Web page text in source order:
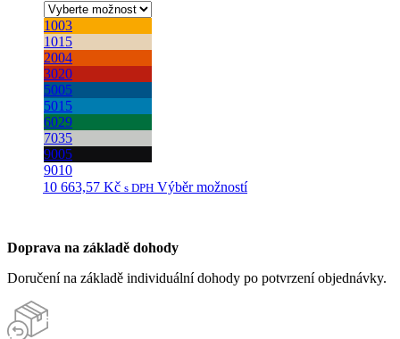
1003
1015
2004
3020
5005
5015
6029
7035
9005
9010
10 663,57 Kč s DPH Výběr možnostíTento
lze
Doprava na základě dohody
Doručení na základě individuální dohody po potvrzení objednávky.